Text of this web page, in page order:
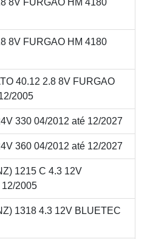
8V FURGAO HM 4180
40.12 2.8 8V FURGAO
2005
330 04/2012 até 12/2027
360 04/2012 até 12/2027
1215 C 4.3 12V
2005
1318 4.3 12V BLUETEC